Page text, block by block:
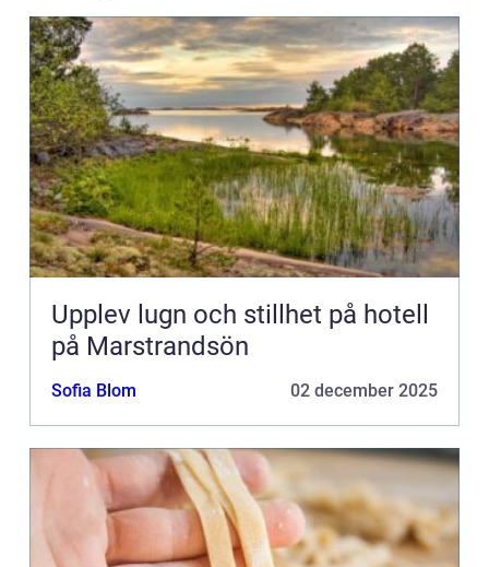
Upplev lugn och stillhet på hotell
på Marstrandsön
Sofia Blom 02 december 2025